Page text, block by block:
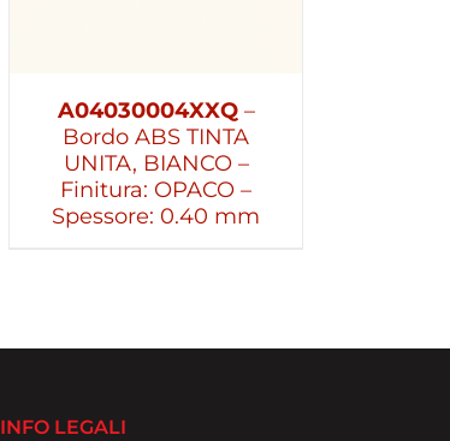
A04030004XXQ–
Bordo ABS TINTA
UNITA, BIANCO –
Finitura: OPACO –
Spessore: 0.40 mm
INFO LEGALI